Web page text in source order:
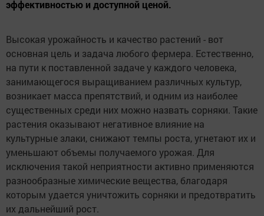
эффективностью и доступной ценой.
Высокая урожайность и качество растений - вот
основная цель и задача любого фермера. Естественно,
на пути к поставленной задаче у каждого человека,
занимающегося выращиванием различных культур,
возникает масса препятствий, и одним из наиболее
существенных среди них можно назвать сорняки. Такие
растения оказывают негативное влияние на
культурные злаки, снижают темпы роста, угнетают их и
уменьшают объемы получаемого урожая. Для
исключения такой неприятности активно применяются
разнообразные химические вещества, благодаря
которым удается уничтожить сорняки и предотвратить
их дальнейший рост.